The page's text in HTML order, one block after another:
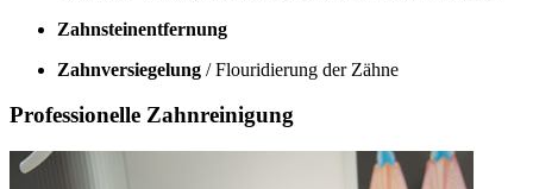
Zahnsteinentfernung
Zahnversiegelung / Flouridierung der Zähne
Professionelle Zahnreinigung